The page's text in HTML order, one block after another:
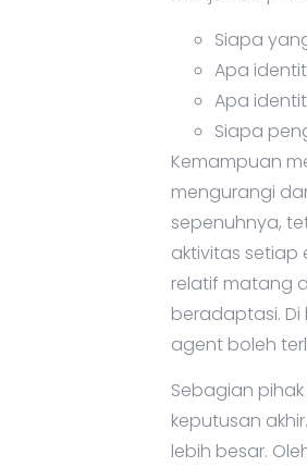
Siapa
Apa
Apa
Siapa
Kemampuan
mengurangi
sepenuhnya,
aktivitas setiap
relatif matang
beradaptasi.
agent boleh
Sebagian
keputusan
lebih besar.